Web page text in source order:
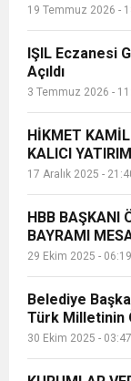
21:40
18:22
19 Temmuz 2026 -
IŞIL Eczanesi
Açıldı
3 Temmuz 2026 -
HİKMET
KALICI YATIRIM
17 Aralık 2025 -
HBB BAŞKANI
BAYRAMI
29 Ekim 2025 - 06:19
Belediye
Türk Milletinin
30 Ekim 2025 - 03:47